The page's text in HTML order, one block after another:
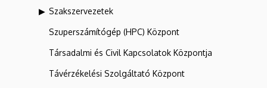
Szakszervezetek
Szuperszámítógép (HPC) Központ
Társadalmi és Civil Kapcsolatok Központja
Távérzékelési Szolgáltató Központ